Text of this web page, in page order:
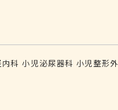
科 小児泌尿器科 小児整形